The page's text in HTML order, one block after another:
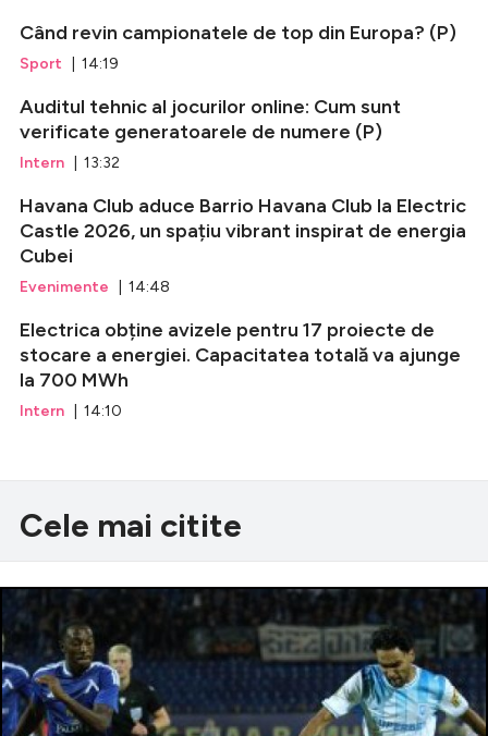
Când revin campionatele de top din Europa? (P)
Sport | 14:19
Auditul tehnic al jocurilor online: Cum sunt
verificate generatoarele de numere (P)
Intern | 13:32
Havana Club aduce Barrio Havana Club la Electric
Castle 2026, un spațiu vibrant inspirat de energia
Cubei
Evenimente | 14:48
Electrica obține avizele pentru 17 proiecte de
stocare a energiei. Capacitatea totală va ajunge
la 700 MWh
Intern | 14:10
Cele mai citite